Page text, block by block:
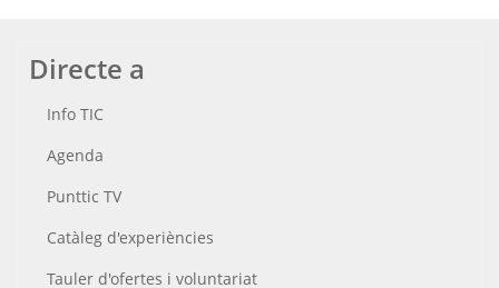
Directe a
Info TIC
Agenda
Punttic TV
Catàleg d'experiències
Tauler d'ofertes i voluntariat